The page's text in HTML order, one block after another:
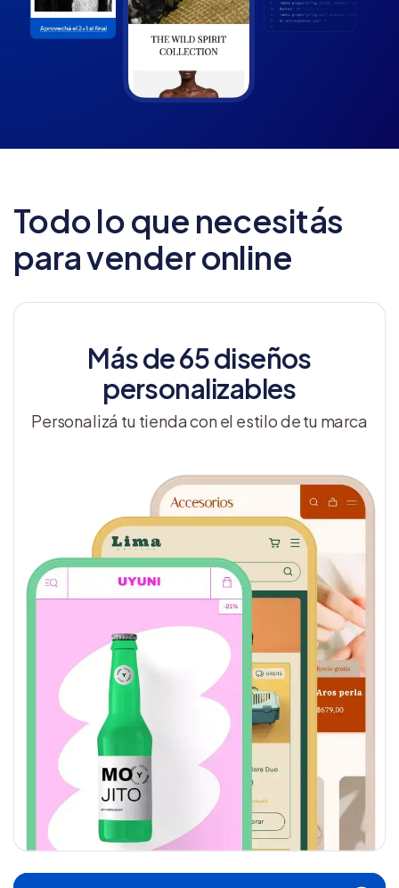
Todo lo que necesitás
para vender online
Más de 65 diseños
personalizables
Personalizá tu tienda con el estilo de tu marca